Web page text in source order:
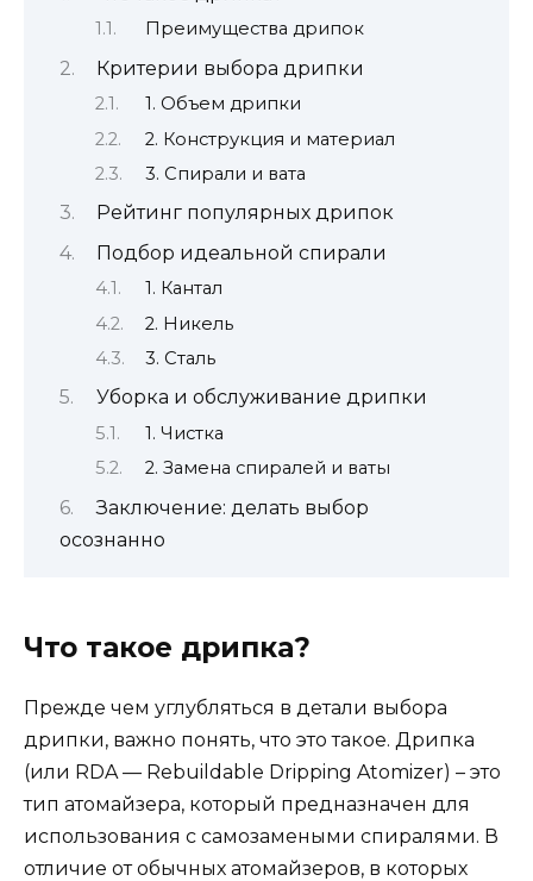
Преимущества дрипок
Критерии выбора дрипки
1. Объем дрипки
2. Конструкция и материал
3. Спирали и вата
Рейтинг популярных дрипок
Подбор идеальной спирали
1. Кантал
2. Никель
3. Сталь
Уборка и обслуживание дрипки
1. Чистка
2. Замена спиралей и ваты
Заключение: делать выбор
осознанно
Что такое дрипка?
Прежде чем углубляться в детали выбора
дрипки, важно понять, что это такое. Дрипка
(или RDA — Rebuildable Dripping Atomizer) – это
тип атомайзера, который предназначен для
использования с самозамеными спиралями. В
отличие от обычных атомайзеров, в которых